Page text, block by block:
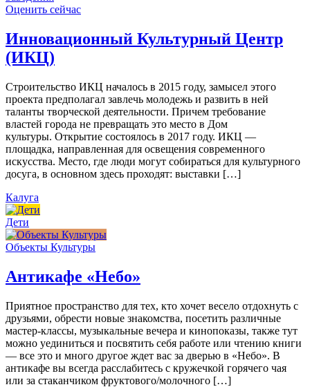
Оценить сейчас
Инновационный Культурный Центр
(ИКЦ)
Строительство ИКЦ началось в 2015 году, замысел этого
проекта предполагал завлечь молодежь и развить в ней
таланты творческой деятельности. Причем требование
властей города не превращать это место в Дом
культуры. Открытие состоялось в 2017 году. ИКЦ —
площадка, направленная для освещения современного
искусства. Место, где люди могут собираться для культурного
досуга, в основном здесь проходят: выставки […]
Калуга
Дети
Объекты Культуры
Антикафе «Небо»
Приятное пространство для тех, кто хочет весело отдохнуть с
друзьями, обрести новые знакомства, посетить различные
мастер-классы, музыкальные вечера и кинопоказы, также тут
можно уединиться и посвятить себя работе или чтению книги
— все это и много другое ждет вас за дверью в «Небо». В
антикафе вы всегда расслабитесь с кружечкой горячего чая
или за стаканчиком фруктового/молочного […]